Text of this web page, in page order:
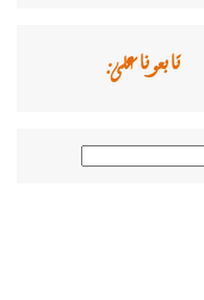
تابعونا على: